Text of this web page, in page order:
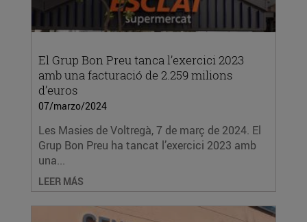
El Grup Bon Preu tanca l’exercici 2023
amb una facturació de 2.259 milions
d’euros
07/marzo/2024
Les Masies de Voltregà, 7 de març de 2024. El
Grup Bon Preu ha tancat l’exercici 2023 amb
una...
LEER MÁS